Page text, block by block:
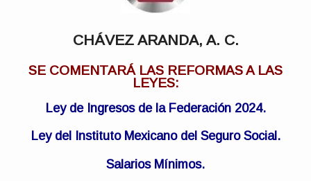
CHÁVEZ ARANDA, A. C.
SE COMENTARÁ LAS REFORMAS A LAS
LEYES:
Ley de Ingresos de la Federación 2024.
Ley del Instituto Mexicano del Seguro Social.
Salarios Mínimos.